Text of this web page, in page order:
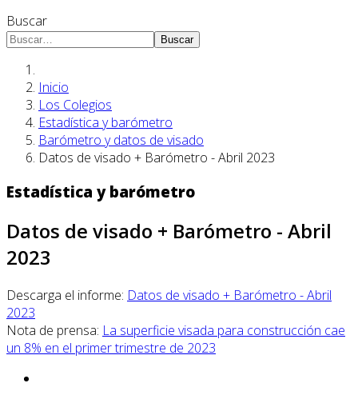
Buscar
Buscar
Inicio
Los Colegios
Estadística y barómetro
Barómetro y datos de visado
Datos de visado + Barómetro - Abril 2023
Estadística y barómetro
Datos de visado + Barómetro - Abril
2023
Descarga el informe: Datos de visado + Barómetro - Abril
2023
Nota de prensa: La superficie visada para construcción cae
un 8% en el primer trimestre de 2023